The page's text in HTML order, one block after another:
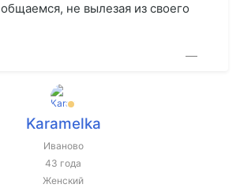
не вылезая из своего
—
Karamelka
Иваново
43 года
Женский